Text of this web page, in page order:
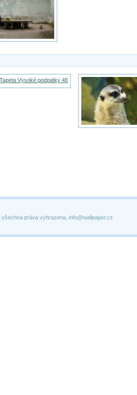
všechna práva vyhrazena, info@wallpaper.cz